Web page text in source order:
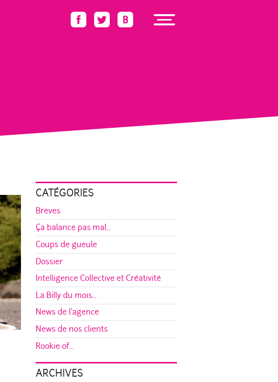
CATÉGORIES
Brèves
Ça balance pas mal...
Coups de gueule
Dossier
Intelligence Collective et Créativité
La Billy du mois...
News de l'agence
News de nos clients
Rookie of...
ARCHIVES